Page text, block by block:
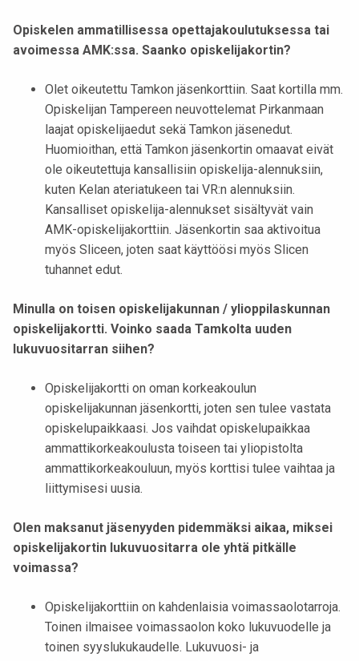
Opiskelen ammatillisessa opettajakoulutuksessa tai
avoimessa AMK:ssa. Saanko opiskelijakortin?
Olet oikeutettu Tamkon jäsenkorttiin. Saat kortilla mm.
Opiskelijan Tampereen neuvottelemat Pirkanmaan
laajat opiskelijaedut sekä Tamkon jäsenedut.
Huomioithan, että Tamkon jäsenkortin omaavat eivät
ole oikeutettuja kansallisiin opiskelija-alennuksiin,
kuten Kelan ateriatukeen tai VR:n alennuksiin.
Kansalliset opiskelija-alennukset sisältyvät vain
AMK-opiskelijakorttiin. Jäsenkortin saa aktivoitua
myös Sliceen, joten saat käyttöösi myös Slicen
tuhannet edut.
Minulla on toisen opiskelijakunnan / ylioppilaskunnan
opiskelijakortti. Voinko saada Tamkolta uuden
lukuvuositarran siihen?
Opiskelijakortti on oman korkeakoulun
opiskelijakunnan jäsenkortti, joten sen tulee vastata
opiskelupaikkaasi. Jos vaihdat opiskelupaikkaa
ammattikorkeakoulusta toiseen tai yliopistolta
ammattikorkeakouluun, myös korttisi tulee vaihtaa ja
liittymisesi uusia.
Olen maksanut jäsenyyden pidemmäksi aikaa, miksei
opiskelijakortin lukuvuositarra ole yhtä pitkälle
voimassa?
Opiskelijakorttiin on kahdenlaisia voimassaolotarroja.
Toinen ilmaisee voimassaolon koko lukuvuodelle ja
toinen syyslukukaudelle. Lukuvuosi- ja